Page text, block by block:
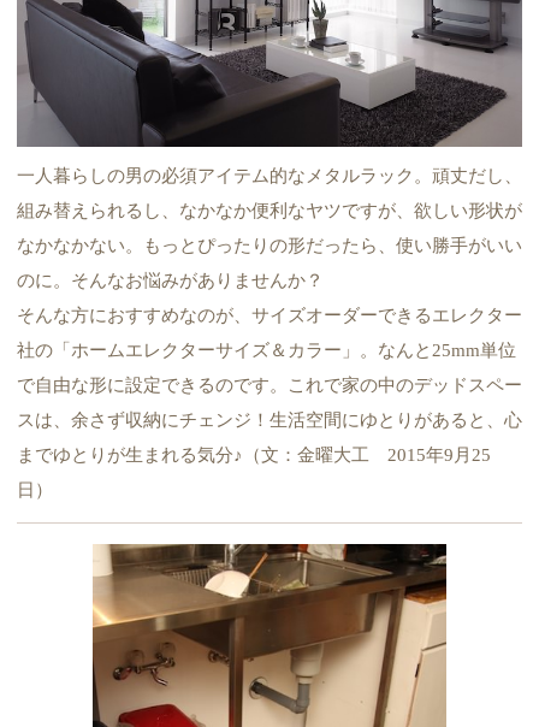
一人暮らしの男の必須アイテム的なメタルラック。頑丈だし、
組み替えられるし、なかなか便利なヤツですが、欲しい形状が
なかなかない。もっとぴったりの形だったら、使い勝手がいい
のに。そんなお悩みがありませんか？
そんな方におすすめなのが、サイズオーダーできるエレクター
社の「ホームエレクターサイズ＆カラー」。なんと25mm単位
で自由な形に設定できるのです。これで家の中のデッドスペー
スは、余さず収納にチェンジ！生活空間にゆとりがあると、心
までゆとりが生まれる気分♪（文：金曜大工 2015年9月25
日）